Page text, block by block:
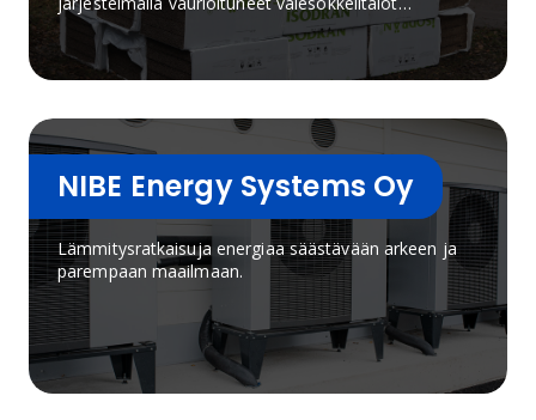
korjataan helposti ja nopeasti.
NIBE Energy Systems Oy
Lämmitysratkaisuja energiaa säästävään arkeen ja
parempaan maailmaan.